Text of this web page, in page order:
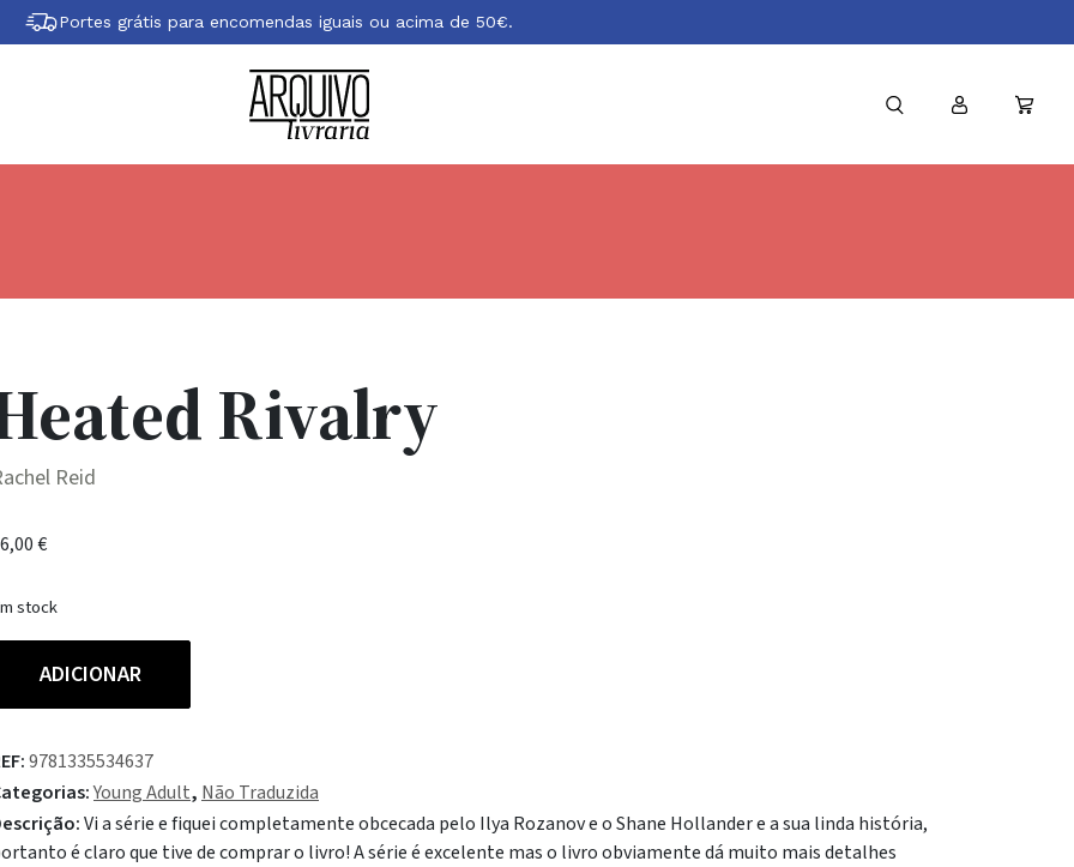
Portes grátis para encomendas iguais ou acima de 50€.
Rivalry
Reid
€
stock
ADICIONAR
9781335534637
Young Adult, Não Traduzida
Vi a série e fiquei completamente obcecada pelo Ilya Rozanov e o Shane Hollander e a sua linda história,
é claro que tive de comprar o livro! A série é excelente mas o livro obviamente dá muito mais detalhes